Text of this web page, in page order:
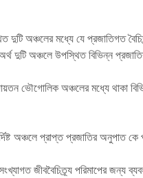
দুটিঅঞ্চলেরমধ্যেযেপ্রজাতিগত
দুটিঅঞ্চলেউপস্থিতবিভিন্ন
ভৌগোলিকঅঞ্চলেরমধ্যেথাকা
অঞ্চলে প্রাপ্ত প্রজাতির অনুপাত কে
জীববৈচিত্র্য পরিমাপের জন্য